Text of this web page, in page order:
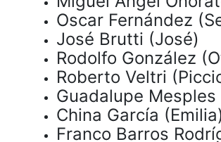
Oscar Fernández
José Brutti (José)
Rodolfo González
Roberto Veltri
Guadalupe Mesples
China García
Franco Barros